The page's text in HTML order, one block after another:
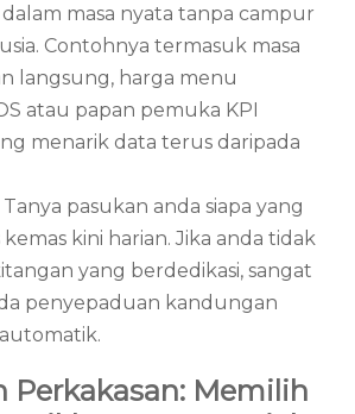
masa nyata tanpa campur
Contohnya termasuk masa
langsung, harga menu
atau papan pemuka KPI
menarik data terus daripada
Tanya pasukan anda siapa yang
kini harian. Jika anda tidak
yang berdedikasi, sangat
penyepaduan kandungan
Perkakasan: Memilih